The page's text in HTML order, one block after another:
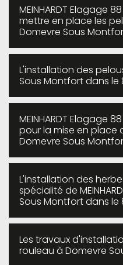
MEINHARDT Elagage
mettre en place les
Domevre Sous
L'installation des
Sous Montfort dans le
MEINHARDT Elagage
pour la mise en place
Domevre Sous
L'installation des
spécialité de
Sous Montfort dans le
Les travaux
rouleau à Domevre